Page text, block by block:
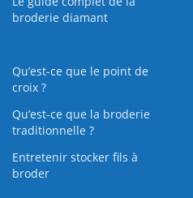
broderie diamant
Qu’est-ce que le point de
croix ?
Qu’est-ce que la broderie
traditionnelle ?
Entretenir stocker fils à
broder